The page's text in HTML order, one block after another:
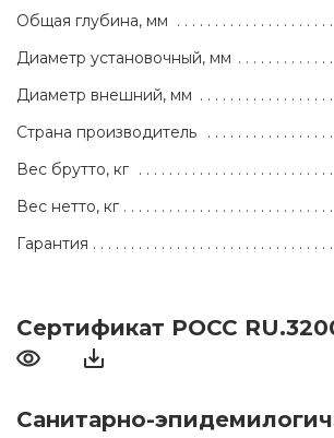
Общая глубина, мм
Диаметр установочный, мм
Диаметр внешний, мм
Страна производитель
Вес брутто, кг
Вес нетто, кг
Гарантия
Сертификат РОСС
Санитарно-